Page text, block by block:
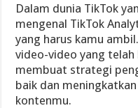
Dalam dunia TikTok
mengenal TikTok
yang harus kamu
video-video yang
membuat strategi
baik dan
kontenmu.